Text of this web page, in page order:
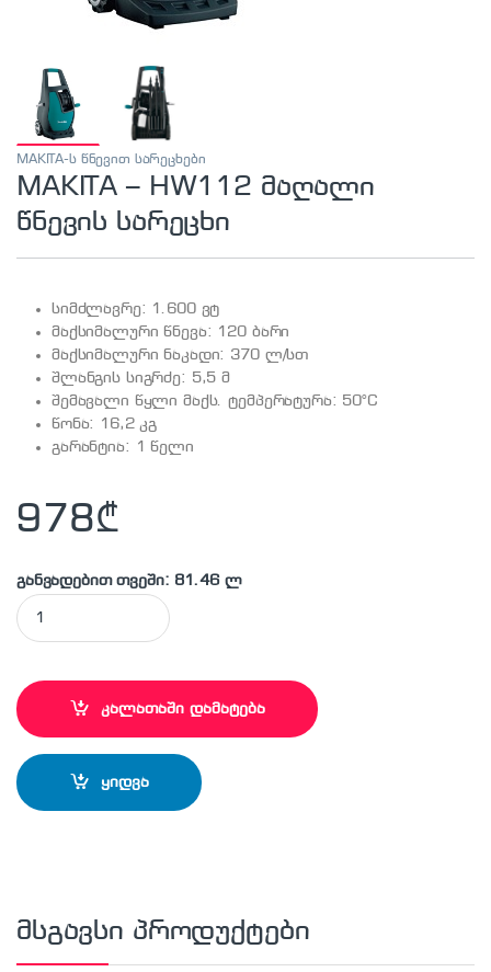
MAKITA-ს წნევით სარეცხები
MAKITA – HW112 მაღალი
წნევის სარეცხი
სიმძლავრე: 1.600 ვტ
მაქსიმალური წნევა: 120 ბარი
მაქსიმალური ნაკადი: 370 ლ/სთ
შლანგის სიგრძე: 5,5 მ
შემავალი წყლი მაქს. ტემპერატურა: 50°C
წონა: 16,2 კგ
გარანტია: 1 წელი
978₾
განვადებით თვეში: 81.46 ლ
MAKITA - HW112 მაღალი წნევის სარეცხი quantity
კალათაში დამატება
ყიდვა
მსგავსი პროდუქტები